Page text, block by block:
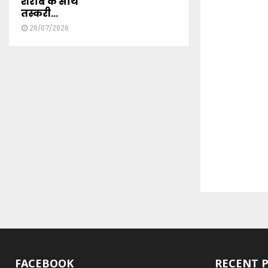
तस्करी...
20/07/2026
FACEBOOK RECENT